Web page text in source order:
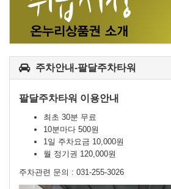
주차안내-팔달주차타워
팔달주차타워 이용안내
최초 30분 무료
10분마다 500원
1일 주차요금 10,000원
월 정기권 120,000원
주차관련 문의 : 031-255-3026